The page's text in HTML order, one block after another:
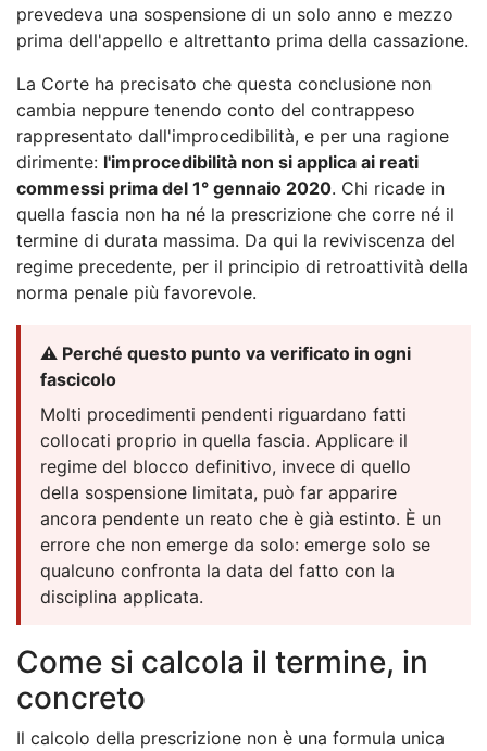
prevedeva una sospensione di un solo anno e mezzo
prima dell'appello e altrettanto prima della cassazione.
La Corte ha precisato che questa conclusione non
cambia neppure tenendo conto del contrappeso
rappresentato dall'improcedibilità, e per una ragione
dirimente: l'improcedibilità non si applica ai reati
commessi prima del 1° gennaio 2020. Chi ricade in
quella fascia non ha né la prescrizione che corre né il
termine di durata massima. Da qui la reviviscenza del
regime precedente, per il principio di retroattività della
norma penale più favorevole.
⚠️ Perché questo punto va verificato in ogni
fascicolo
Molti procedimenti pendenti riguardano fatti
collocati proprio in quella fascia. Applicare il
regime del blocco definitivo, invece di quello
della sospensione limitata, può far apparire
ancora pendente un reato che è già estinto. È un
errore che non emerge da solo: emerge solo se
qualcuno confronta la data del fatto con la
disciplina applicata.
Come si calcola il termine, in
concreto
Il calcolo della prescrizione non è una formula unica